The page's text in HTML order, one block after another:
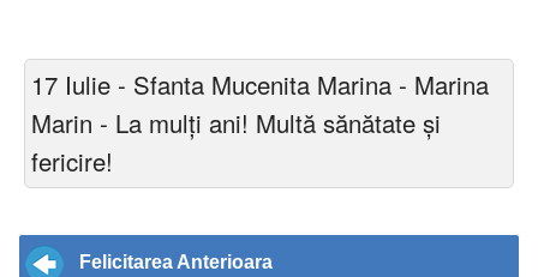
17 Iulie - Sfanta Mucenita Marina - Marina
Marin - La mulți ani! Multă sănătate și
fericire!
Felicitarea Anterioara